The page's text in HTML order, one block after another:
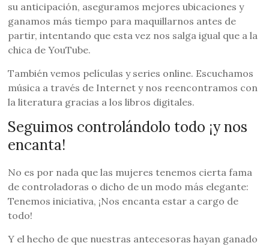
su anticipación, aseguramos mejores ubicaciones y
ganamos más tiempo para maquillarnos antes de
partir, intentando que esta vez nos salga igual que a la
chica de YouTube.
También vemos películas y series online. Escuchamos
música a través de Internet y nos reencontramos con
la literatura gracias a los libros digitales.
Seguimos controlándolo todo ¡y nos
encanta!
No es por nada que las mujeres tenemos cierta fama
de controladoras o dicho de un modo más elegante:
Tenemos iniciativa, ¡Nos encanta estar a cargo de
todo!
Y el hecho de que nuestras antecesoras hayan ganado